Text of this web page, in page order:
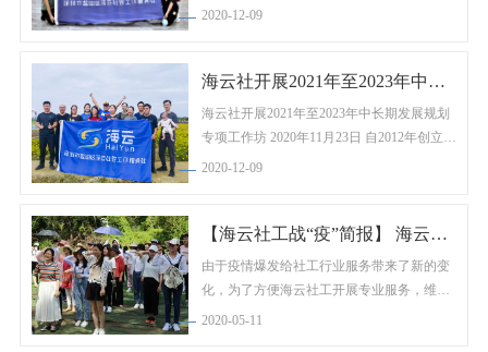
深入了解机构，熟悉机构管理制度及服务运
大厦8楼海云总部会议厅举办了2020新员工培
训。 ...
2020-12-09
海云社开展2021年至2023年中长期发展规划专项工作坊
海云社开展2021年至2023年中长期发展规划
专项工作坊 2020年11月23日 自2012年创立以
来经历了8年的发展，海云社工经历了成长、
云社骨干人员共同奉献智慧，沉淀宝贵经
验，为海云社...
2020-12-09
【海云社工战“疫”简报】 海云发布第一版行动指南
由于疫情爆发给社工行业服务带来了新的变
化，为了方便海云社工开展专业服务，维护
服务对象的权益，深圳市盐田区海云社会工
2020-05-11